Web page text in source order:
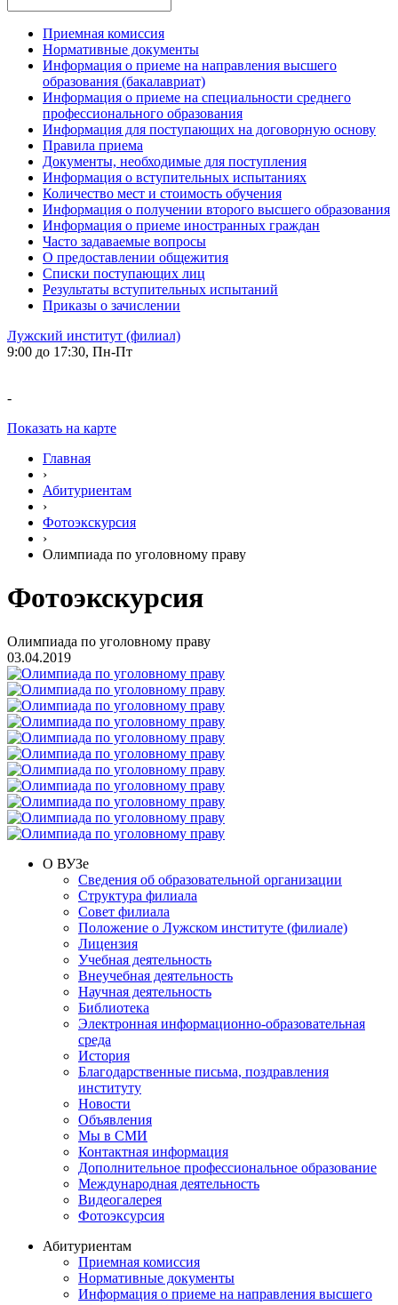
Приемная комиссия
Нормативные документы
Информация о приеме на направления высшего
образования (бакалавриат)
Информация о приеме на специальности среднего
профессионального образования
Информация для поступающих на договорную основу
Правила приема
Документы, необходимые для поступления
Информация о вступительных испытаниях
Количество мест и стоимость обучения
Информация о получении второго высшего образования
Информация о приеме иностранных граждан
Часто задаваемые вопросы
О предоставлении общежития
Списки поступающих лиц
Результаты вступительных испытаний
Приказы о зачислении
Лужский институт (филиал)
9:00 до 17:30, Пн-Пт
-
Показать на карте
Главная
›
Абитуриентам
›
Фотоэкскурсия
›
Олимпиада по уголовному праву
Фотоэкскурсия
Олимпиада по уголовному праву
03.04.2019
О ВУЗе
Сведения об образовательной организации
Структура филиала
Совет филиала
Положение о Лужском институте (филиале)
Лицензия
Учебная деятельность
Внеучебная деятельность
Научная деятельность
Библиотека
Электронная информационно-образовательная
среда
История
Благодарственные письма, поздравления
институту
Новости
Объявления
Мы в СМИ
Контактная информация
Дополнительное профессиональное образование
Международная деятельность
Видеогалерея
Фотоэксурсия
Абитуриентам
Приемная комиссия
Нормативные документы
Информация о приеме на направления высшего